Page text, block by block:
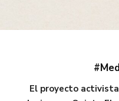
El proyecto